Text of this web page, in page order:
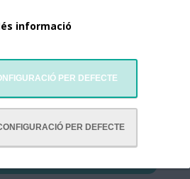
informació
PER DEFECTE
PER DEFECTE
Programació Escenari 2 ANX 2024